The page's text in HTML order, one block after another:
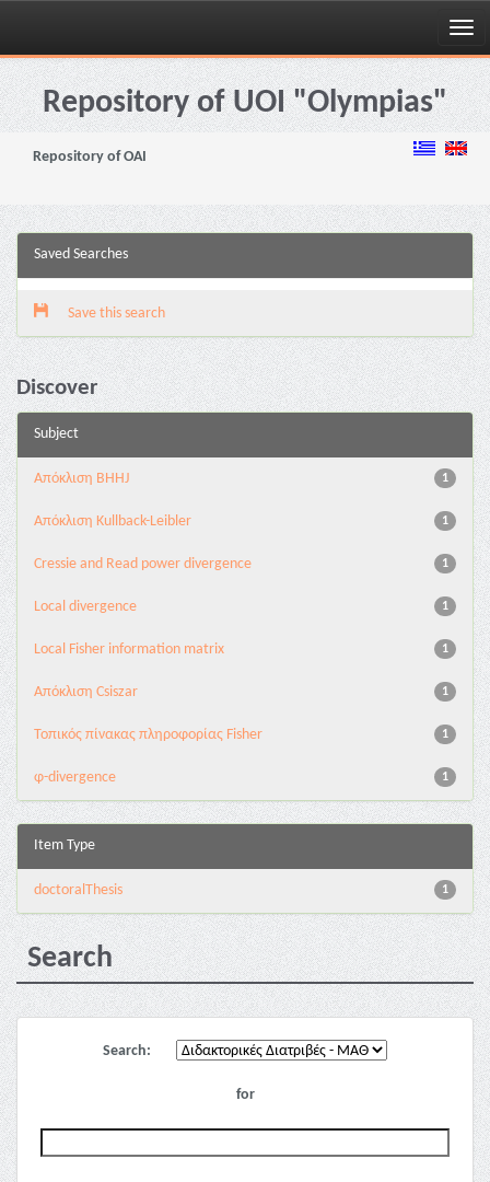
Skip
navigationRepository of UOI "Olympias"
Repository of OAI
Saved Searches
Save this search
Discover
Subject
1
Aπόκλιση BHHJ
1
Aπόκλιση Kullback-Leibler
1
Cressie and Read power divergence
1
Local divergence
1
Local Fisher information matrix
1
Απόκλιση Csiszar
1
Τοπικός πίνακας πληροφορίας Fisher
1
φ-divergence
Item Type
1
doctoralThesis
Search
Search:
for